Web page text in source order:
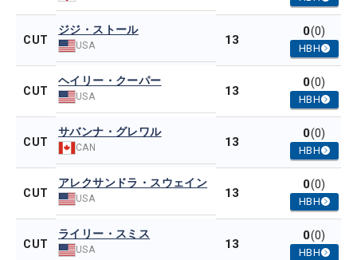
CUT
ジジ・ストール
USA 13
0(0)
HBH
CUT
ヘイリー・クーパー
USA 13
0(0)
HBH
CUT
サバンナ・グレワル
CAN 13
0(0)
HBH
CUT
アレクサンドラ・スウェイン
USA 13
0(0)
HBH
CUT
ライリー・スミス
USA 13
0(0)
HBH